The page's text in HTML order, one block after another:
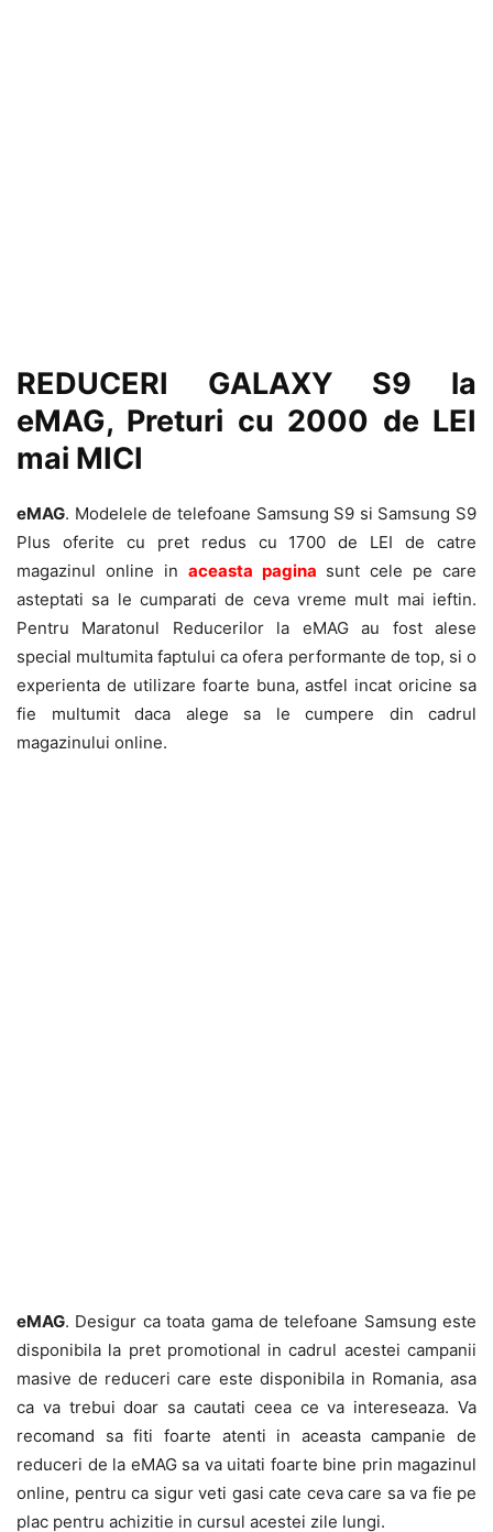
REDUCERI GALAXY S9 la
eMAG, Preturi cu 2000 de LEI
mai MICI
eMAG. Modelele de telefoane Samsung S9 si Samsung S9
Plus oferite cu pret redus cu 1700 de LEI de catre
magazinul online in aceasta pagina sunt cele pe care
asteptati sa le cumparati de ceva vreme mult mai ieftin.
Pentru Maratonul Reducerilor la eMAG au fost alese
special multumita faptului ca ofera performante de top, si o
experienta de utilizare foarte buna, astfel incat oricine sa
fie multumit daca alege sa le cumpere din cadrul
magazinului online.
eMAG. Desigur ca toata gama de telefoane Samsung este
disponibila la pret promotional in cadrul acestei campanii
masive de reduceri care este disponibila in Romania, asa
ca va trebui doar sa cautati ceea ce va intereseaza. Va
recomand sa fiti foarte atenti in aceasta campanie de
reduceri de la eMAG sa va uitati foarte bine prin magazinul
online, pentru ca sigur veti gasi cate ceva care sa va fie pe
plac pentru achizitie in cursul acestei zile lungi.